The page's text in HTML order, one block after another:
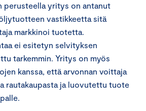
perusteella yritys on antanut
vastikkeetta sitä
markkinoi tuotetta.
ei esitetyn selvityksen
tarkemmin. Yritys on myös
kanssa, että arvonnan voittaja
rautakaupasta ja luovutettu tuote